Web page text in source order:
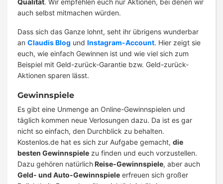
auch selbst mitmachen würden.
Dass sich das Ganze lohnt, seht ihr übrigens wunderbar
an Claudis Blog und Instagram-Account. Hier zeigt sie
euch, wie einfach Gewinnen ist und wie viel sich zum
Beispiel mit Geld-zurück-Garantie bzw. Geld-zurück-
Aktionen sparen lässt.
Gewinnspiele
Es gibt eine Unmenge an Online-Gewinnspielen und
täglich kommen neue Verlosungen dazu. Da ist es gar
nicht so einfach, den Durchblick zu behalten.
Kostenlos.de hat es sich zur Aufgabe gemacht, die
besten Gewinnspiele zu finden und euch vorzustellen.
Dazu gehören natürlichReise-Gewinnspiele, aber auch
Geld- und Auto-Gewinnspiele erfreuen sich großer